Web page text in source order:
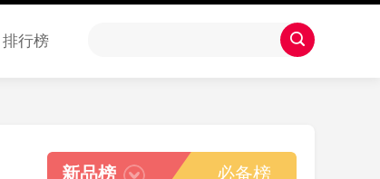
排行榜
新品榜 必备榜